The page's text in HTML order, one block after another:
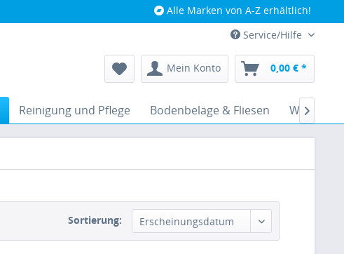
Alle Marken von A-Z erhältlich!
Service/Hilfe
Mein Konto 0,00 € *
Reinigung und Pflege Bodenbeläge & Fliesen 
Sortierung: